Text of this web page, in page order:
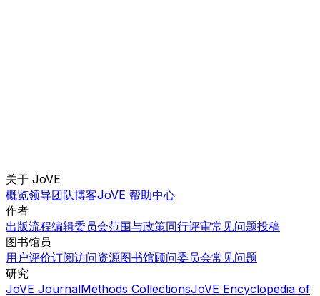
关于 JoVE
概览领导团队博客JoVE 帮助中心
作者
出版流程编辑委员会范围与政策同行评审常见问题投稿
图书馆员
用户评价订阅访问资源图书馆顾问委员会常见问题
研究
JoVE JournalMethods CollectionsJoVE Encyclopedia of